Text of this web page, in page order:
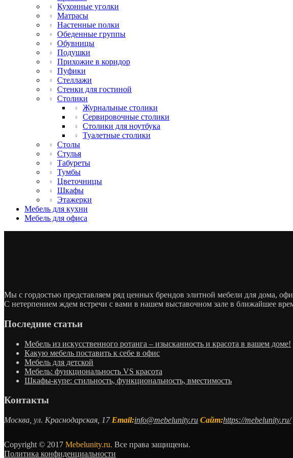
Кухонные уголки
Матрасы
Настенные полки
Обеденные группы
Обувницы
Подушки
Прихожие в коридор
Пуфики
Стеллажи
Стенки для гостиной
Столики
Журнальные столики
Сервировочные столики
Столики для ноутбука
Туалетные столики
Столы
Стулья
Табуреты
Тумбы
Цветочницы
Шкафы
Этажерки
Мебель для кухни
Мебель для офиса
Мы с гордостью представляем ряд ценных брендов элитной мебели для дома,
С нетерпением ждем встречи с вами в нашем выставочном зале в ближайшее
Последние статьи
Мебель из искусственного ротанга – изысканность и красота в вашем доме!
Какую мебель поставить к себе в офис
Мебель для детской
Мебель: функциональность VS красота
Шкафы-купе: стильность, функциональность, вместимость
Контакты
Москва, ул. Краснодарская, 17 Email:info@mebelunity.ru Сайт:https://mebelunity.ru/
Copyright © 2017 Mebelunity.ru. Все права защищены.
Политика конфиденциальности